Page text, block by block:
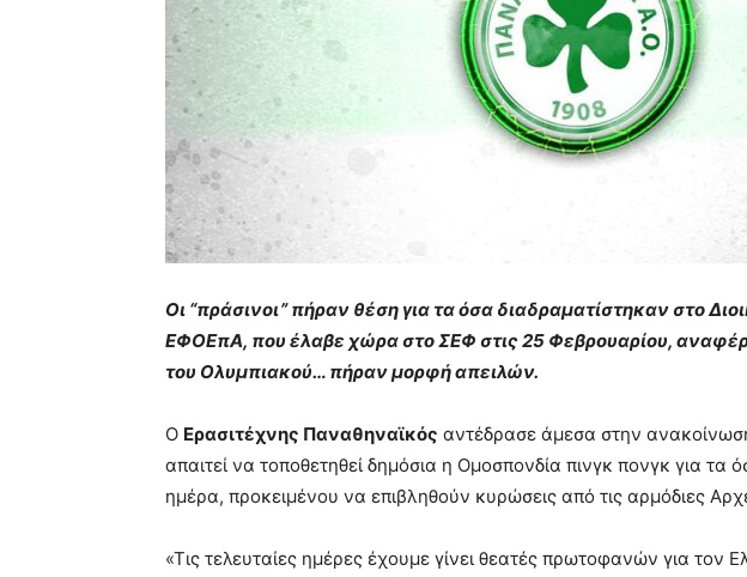
Οι “πράσινοι” πήραν θέση για τα όσα διαδραματίστηκαν στο
ΕΦΟΕπΑ, που έλαβε χώρα στο ΣΕΦ στις 25 Φεβρουαρίου,
του Ολυμπιακού… πήραν μορφή απειλών.
Ο Ερασιτέχνης Παναθηναϊκός αντέδρασε άμεσα στην
απαιτεί να τοποθετηθεί δημόσια η Ομοσπονδία πινγκ πονγκ για τα
ημέρα, προκειμένου να επιβληθούν κυρώσεις από τις αρμόδιες
«Τις τελευταίες ημέρες έχουμε γίνει θεατές πρωτοφανών για τον